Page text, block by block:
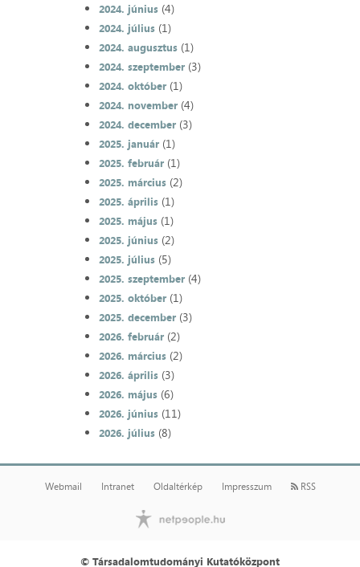
2024. június(4)
2024. július(1)
2024. augusztus(1)
2024. szeptember(3)
2024. október(1)
2024. november(4)
2024. december(3)
2025. január(1)
2025. február(1)
2025. március(2)
2025. április(1)
2025. május(1)
2025. június(2)
2025. július(5)
2025. szeptember(4)
2025. október(1)
2025. december(3)
2026. február(2)
2026. március(2)
2026. április(3)
2026. május(6)
2026. június(11)
2026. július(8)
Webmail Intranet Oldaltérkép Impresszum RSS
© Társadalomtudományi Kutatóközpont